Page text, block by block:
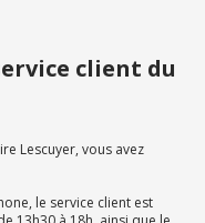
client du
Lescuyer, vous avez
le service client est